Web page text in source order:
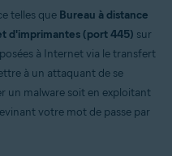
telles que Bureau à distance
d'imprimantes (port 445) sur
à Internet via le transfert
à un attaquant de se
un malware soit en exploitant
votre mot de passe par